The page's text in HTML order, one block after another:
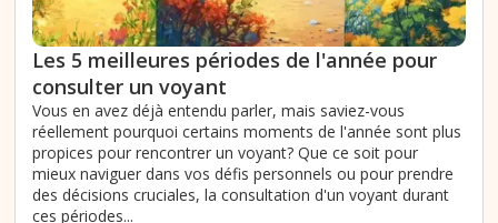
Les 5 meilleures périodes de l'année pour
consulter un voyant
Vous en avez déjà entendu parler, mais saviez-vous
réellement pourquoi certains moments de l'année sont plus
propices pour rencontrer un voyant? Que ce soit pour
mieux naviguer dans vos défis personnels ou pour prendre
des décisions cruciales, la consultation d'un voyant durant
ces périodes...